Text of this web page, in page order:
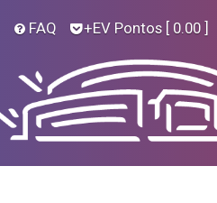
FAQ +EV Pontos [ 0.00 ]